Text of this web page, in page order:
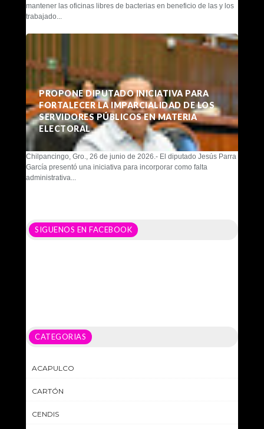
mantener las oficinas libres de bacterias en beneficio de las y los
trabajado...
PROPONE DIPUTADO INICIATIVA PARA
FORTALECER LA IMPARCIALIDAD DE LOS
SERVIDORES PÚBLICOS EN MATERIA
ELECTORAL
Chilpancingo, Gro., 26 de junio de 2026.- El diputado Jesús Parra
García presentó una iniciativa para incorporar como falta
administrativa...
SIGUENOS EN FACEBOOK
CATEGORIAS
ACAPULCO
CARTÓN
CENDIS